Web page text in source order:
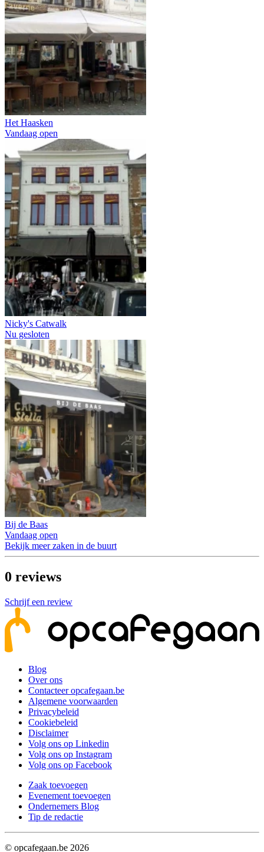
Het Haasken
Vandaag open
Nicky's Catwalk
Nu gesloten
Bij de Baas
Vandaag open
Bekijk meer zaken in de buurt
0 reviews
Schrijf een review
Blog
Over ons
Contacteer opcafegaan.be
Algemene voorwaarden
Privacybeleid
Cookiebeleid
Disclaimer
Volg ons op Linkedin
Volg ons op Instagram
Volg ons op Facebook
Zaak toevoegen
Evenement toevoegen
Ondernemers Blog
Tip de redactie
© opcafegaan.be 2026